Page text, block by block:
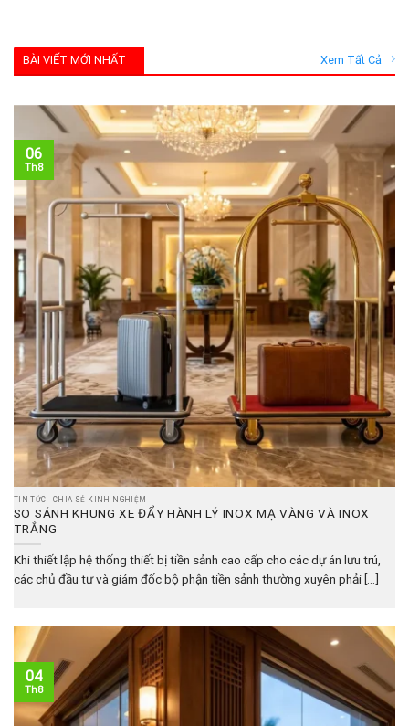
BÀI VIẾT MỚI NHẤT Xem Tất Cả
TIN TỨC - CHIA SẺ KINH NGHIỆM
SO SÁNH KHUNG XE ĐẨY HÀNH LÝ INOX MẠ VÀNG VÀ INOX
TRẮNG
Khi thiết lập hệ thống thiết bị tiền sảnh cao cấp cho các dự án lưu trú,
các chủ đầu tư và giám đốc bộ phận tiền sảnh thường xuyên phải [...]
06
Th8
04
Th8